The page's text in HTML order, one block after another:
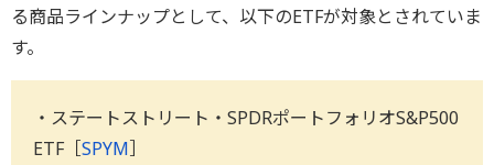
る商品ラインナップとして、以下のETFが対象とされていま
す。
・ステートストリート・SPDRポートフォリオS&P500
ETF［SPYM］